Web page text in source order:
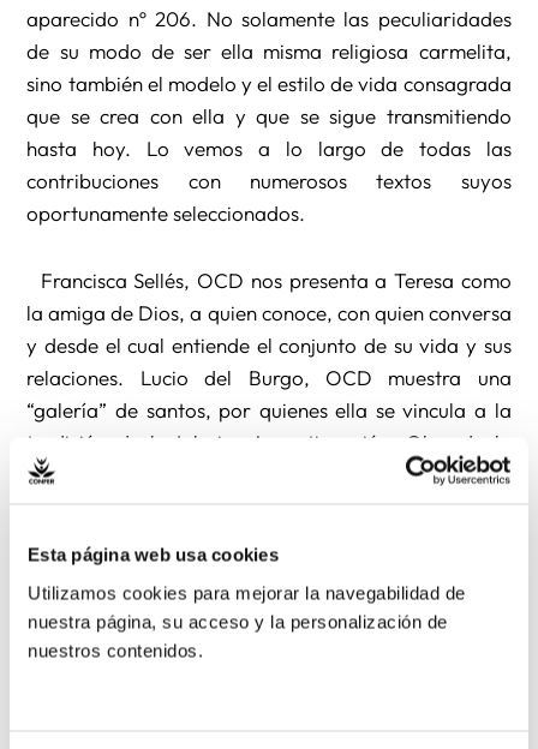
Esta página web usa cookies
Utilizamos cookies para mejorar la navegabilidad de
nuestra página, su acceso y la personalización de
nuestros contenidos.
aparecido nº 206. No solamente las peculiaridades
de su modo de ser ella misma religiosa carmelita,
sino también el modelo y el estilo de vida consagrada
que se crea con ella y que se sigue transmitiendo
hasta hoy. Lo vemos a lo largo de todas las
contribuciones con numerosos textos suyos
oportunamente seleccionados.
Francisca Sellés, OCD nos presenta a Teresa como
la amiga de Dios, a quien conoce, con quien conversa
y desde el cual entiende el conjunto de su vida y sus
relaciones. Lucio del Burgo, OCD muestra una
“galería” de santos, por quienes ella se vincula a la
tradición de la Iglesia. A continuación, Olga de la
Cruz, OCD recoge un conjunto de condiciones
religiosamente, así como consejos de la Santa para
que se dé una vida personal y común sana; ellas son
válidas asimismo para el funcionamiento diario de
una comunidad, tal como las transmite Mª José Pérez,